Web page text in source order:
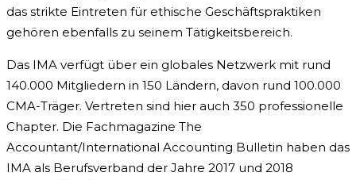
das strikte Eintreten für ethische Geschäftspraktiken
gehören ebenfalls zu seinem Tätigkeitsbereich.
Das IMA verfügt über ein globales Netzwerk mit rund
140.000 Mitgliedern in 150 Ländern, davon rund 100.000
CMA-Träger. Vertreten sind hier auch 350 professionelle
Chapter. Die Fachmagazine The
Accountant/International Accounting Bulletin haben das
IMA als Berufsverband der Jahre 2017 und 2018